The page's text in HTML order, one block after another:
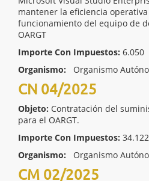
mantener la eficiencia
funcionamiento del equipo de
OARGT
Importe Con Impuestos: 6.050
Organismo:
Organismo
CN 04/2025
Objeto: Contratación del
para el OARGT.
Importe Con Impuestos: 34.122
Organismo:
Organismo
CM 02/2025